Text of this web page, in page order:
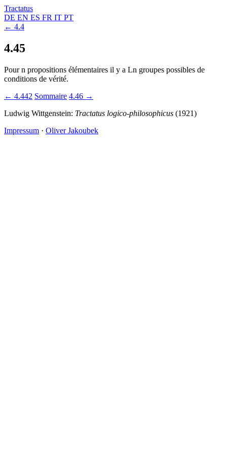
Tractatus
DE EN ES FR IT PT
← 4.4
4.45
Pour n propositions élémentaires il y a Ln groupes possibles de
conditions de vérité.
← 4.442 Sommaire 4.46 →
Ludwig Wittgenstein: Tractatus logico-philosophicus (1921)
Impressum · Oliver Jakoubek